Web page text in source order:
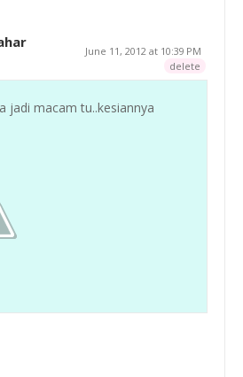
June 11, 2012 at 10:39 PM
delete
jadi macam tu..kesiannya